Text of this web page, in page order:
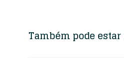
Também pode